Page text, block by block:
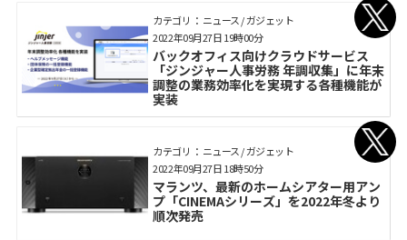
カテゴリ： ニュース / ガジェット
バックオフィス向けクラウドサービス
「ジンジャー人事労務 年調収集」に年末
調整の業務効率化を実現する各種機能が
実装
2022年09月27日 19時00分
カテゴリ： ニュース / ガジェット
マランツ、最新のホームシアター用アン
プ「CINEMAシリーズ」を2022年冬より
順次発売
2022年09月27日 18時50分